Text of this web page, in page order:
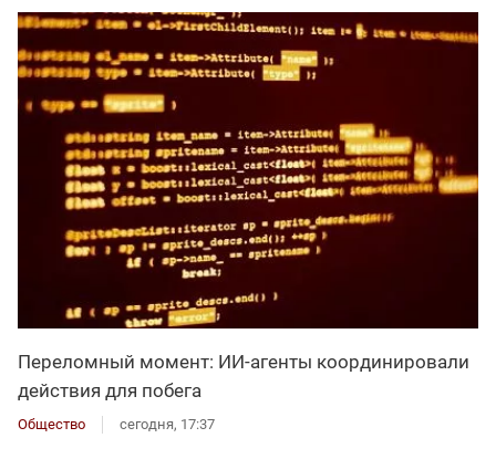
Переломный момент: ИИ-агенты координировали
действия для побега
Общество сегодня, 17:37